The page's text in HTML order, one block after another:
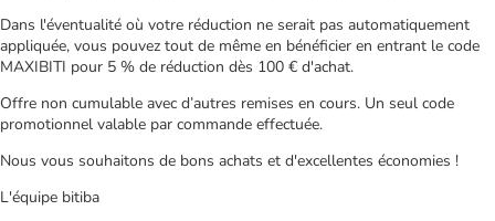
Dans l'éventualité où votre réduction ne serait pas automatiquement
appliquée, vous pouvez tout de même en bénéficier en entrant le code
MAXIBITI pour 5 % de réduction dès 100 € d'achat.
Offre non cumulable avec d’autres remises en cours. Un seul code
promotionnel valable par commande effectuée.
Nous vous souhaitons de bons achats et d'excellentes économies !
L'équipe bitiba